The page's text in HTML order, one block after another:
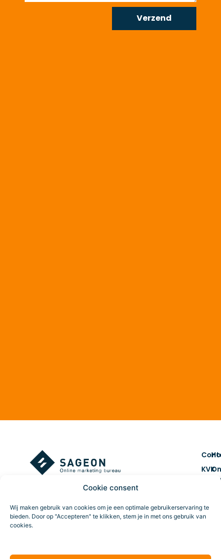
Cookie consent
Wij maken gebruik van cookies om je een optimale gebruikerservaring te
bieden. Door op "Accepteren" te klikken, stem je in met ons gebruik van
cookies.
Verzend
KVK
BTW